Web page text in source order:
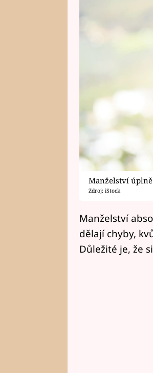
Manželství
Zdroj: iStock
Manželství
dělají chyby,
Důležité je, že